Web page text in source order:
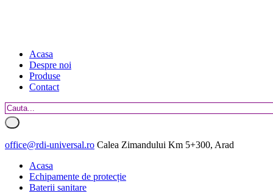
Acasa
Despre noi
Produse
Contact
office@rdi-universal.ro Calea Zimandului Km 5+300, Arad
Acasa
Echipamente de protecție
Baterii sanitare